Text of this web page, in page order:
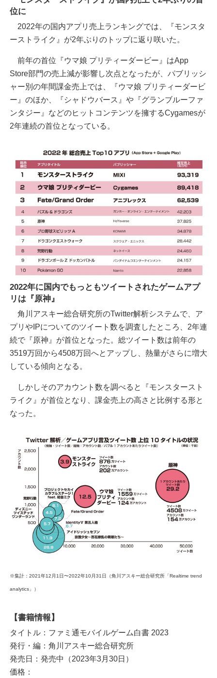
位に
2022年の国内アプリ売上ランキングでは、『モンスタ
ーストライク』が2年ぶりのトップに返り咲いた。
前年の首位『ウマ娘 プリティーダービー』はApp
Store部門の売上減が影響し次点となったが、パブリッシ
ャー別の年間課金売上では、『ウマ娘 プリティーダービ
ー』のほか、『シャドウバース』や『グランブルーファ
ンタジー』などのヒットコンテンツを擁するCygamesが
2年連続の首位となっている。
2022年に国内でもっともツイートされたゲームアプ
リは『原神』
角川アスキー総合研究所のTwitter解析システムで、ア
プリやIPについてのツイート数を調査したところ、2年連
続で『原神』が首位となった。総ツイート数は前年の
3519万回から4508万回へとアップし、熱量がさらに増大
している傾向となる。
しかしそのアカウント数を調べると『モンスタースト
ライク』が首位となり、課金売上の高さと比例する形と
なった。
※集計：2021年12月1日〜2022年10月31日（角川アスキー総合研究所「Realtime trend
analytics」）
【書籍情報】
タイトル：ファミ通モバイルゲーム白書 2023
発行・編：角川アスキー総合研究所
発売日：発売中（2023年3月30日）
価格：